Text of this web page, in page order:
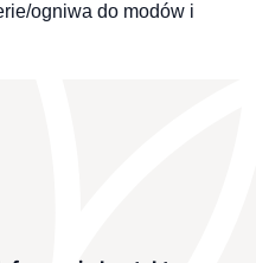
ogniwa do modów i